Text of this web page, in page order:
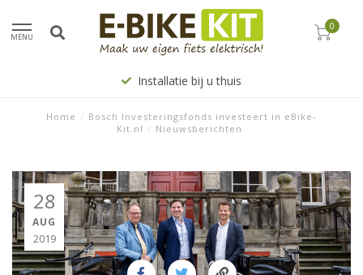
MENU
0
Installatie bij u thuis
Home / Bosch Investeringsfonds investeert in eBike-
Kit.nl / Nieuwsberichten
28
AUG
2019